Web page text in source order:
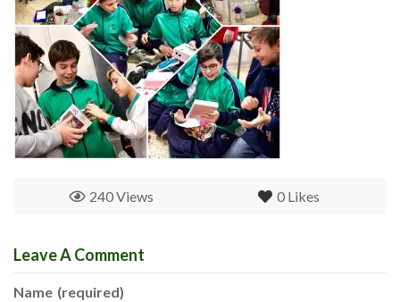
0 Likes
240 Views
Leave A Comment
Name (required)